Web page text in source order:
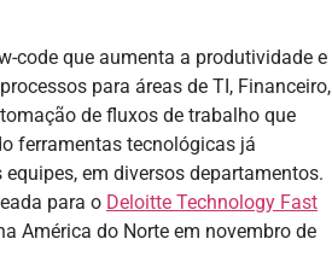
code que aumenta a produtividade e
para áreas de TI, Financeiro,
de fluxos de trabalho que
ferramentas tecnológicas já
em diversos departamentos.
para o Deloitte Technology Fast
América do Norte em novembro de